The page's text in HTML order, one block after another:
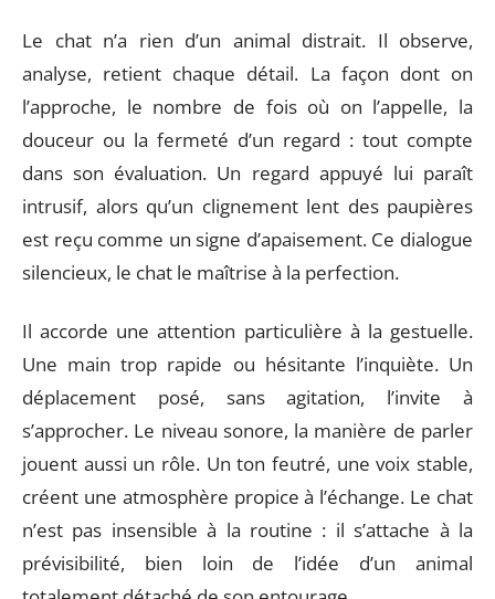
Le chat n’a rien d’un animal distrait. Il observe,
analyse, retient chaque détail. La façon dont on
l’approche, le nombre de fois où on l’appelle, la
douceur ou la fermeté d’un regard : tout compte
dans son évaluation. Un regard appuyé lui paraît
intrusif, alors qu’un clignement lent des paupières
est reçu comme un signe d’apaisement. Ce dialogue
silencieux, le chat le maîtrise à la perfection.
Il accorde une attention particulière à la gestuelle.
Une main trop rapide ou hésitante l’inquiète. Un
déplacement posé, sans agitation, l’invite à
s’approcher. Le niveau sonore, la manière de parler
jouent aussi un rôle. Un ton feutré, une voix stable,
créent une atmosphère propice à l’échange. Le chat
n’est pas insensible à la routine : il s’attache à la
prévisibilité, bien loin de l’idée d’un animal